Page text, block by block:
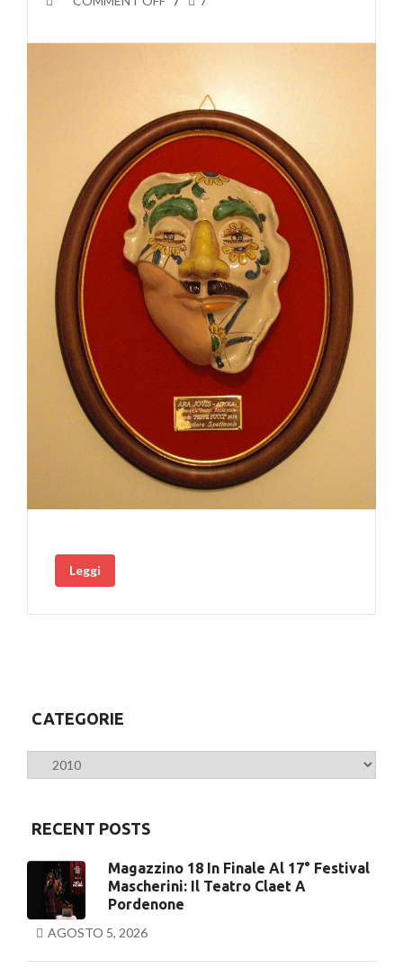
Leggi
CATEGORIE
Categorie
RECENT POSTS
Magazzino 18 In Finale Al 17° Festival
Mascherini: Il Teatro Claet A
Pordenone
AGOSTO 5, 2026